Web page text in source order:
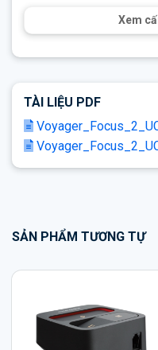
Xem
TÀI LIỆU PDF
SẢN PHẨM TƯƠNG TỰ